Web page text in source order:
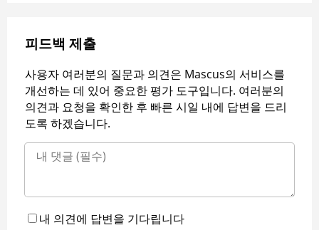
피드백 제출
사용자 여러분의 질문과 의견은 Mascus의 서비스를
개선하는 데 있어 중요한 평가 도구입니다. 여러분의
의견과 요청을 확인한 후 빠른 시일 내에 답변을 드리
도록 하겠습니다.
내 의견에 답변을 기다립니다